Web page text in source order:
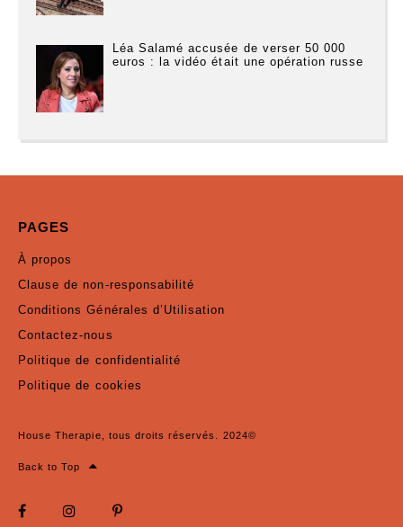
Léa Salamé accusée de verser 50 000
euros : la vidéo était une opération russe
PAGES
À propos
Clause de non-responsabilité
Conditions Générales d’Utilisation
Contactez-nous
Politique de confidentialité
Politique de cookies
House Therapie, tous droits réservés. 2024©
Back to Top